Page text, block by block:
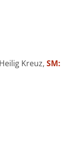
Heilig Kreuz,SM: